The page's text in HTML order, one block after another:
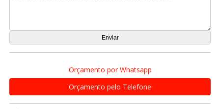
Orçamento por Whatsapp
Orçamento pelo Telefone